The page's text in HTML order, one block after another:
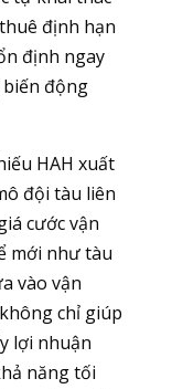
định hạn
định ngay
động
HAH xuất
đội tàu liên
cước vận
mới như tàu
vào vận
chỉ giúp
lợi nhuận
năng tối